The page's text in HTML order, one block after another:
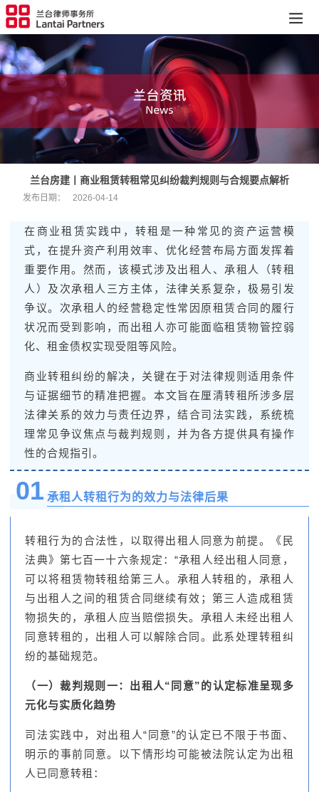
兰台房建丨商业租赁转租常见纠纷裁判规则与合规要点解析
发布日期： 2026-04-14
在商业租赁实践中，转租是一种常见的资产运营模
式，在提升资产利用效率、优化经营布局方面发挥着
重要作用。然而，该模式涉及出租人、承租人（转租
人）及次承租人三方主体，法律关系复杂，极易引发
争议。次承租人的经营稳定性常因原租赁合同的履行
状况而受到影响，而出租人亦可能面临租赁物管控弱
化、租金债权实现受阻等风险。
商业转租纠纷的解决，关键在于对法律规则适用条件
与证据细节的精准把握。本文旨在厘清转租所涉多层
法律关系的效力与责任边界，结合司法实践，系统梳
理常见争议焦点与裁判规则，并为各方提供具有操作
性的合规指引。
01 承租人转租行为的效力与法律后果
转租行为的合法性，以取得出租人同意为前提。《民
法典》第七百一十六条规定：“承租人经出租人同意，
可以将租赁物转租给第三人。承租人转租的，承租人
与出租人之间的租赁合同继续有效；第三人造成租赁
物损失的，承租人应当赔偿损失。承租人未经出租人
同意转租的，出租人可以解除合同。此系处理转租纠
纷的基础规范。
（一）裁判规则一：出租人“同意”的认定标准呈现多
元化与实质化趋势
司法实践中，对出租人“同意”的认定已不限于书面、
明示的事前同意。以下情形均可能被法院认定为出租
人已同意转租：